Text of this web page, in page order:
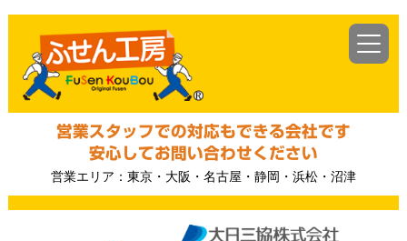
営業スタッフでの対応もできる会社です
安心してお問い合わせください
営業エリア：東京・大阪・名古屋・静岡・浜松・沼津